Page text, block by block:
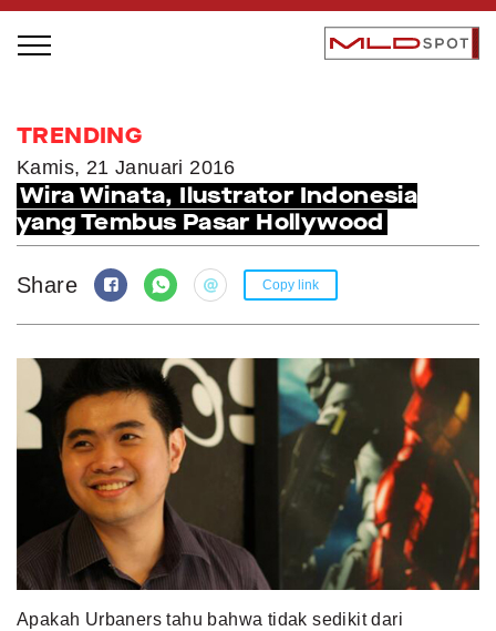
LOCAL GREATNESS
INSPIRING PEOPLE
INSPIRING PRODUCTS
INSPIRING PLACES
INSPIRING COMMUNITIES
TRENDING
EVENTS
MLDPODCAST
VIDEOS
MLDPOINTS
TRENDING
Kamis, 21 Januari 2016
Wira Winata, Ilustrator Indonesia
yang Tembus Pasar Hollywood
Share Copy link
Apakah Urbaners tahu bahwa tidak sedikit dari